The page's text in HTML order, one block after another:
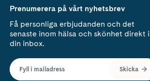
Prenumerera på vårt nyhetsbrev
Få personliga erbjudanden och det
senaste inom hälsa och skönhet direkt i
din inbox.
Fyll i mailadress Skicka